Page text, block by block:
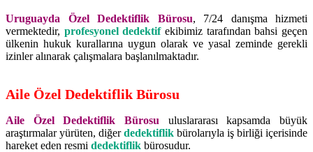
Uruguayda Özel Dedektiflik Bürosu, 7/24 danışma hizmeti
vermektedir, profesyonel dedektifekibimiz tarafından bahsi geçen
ülkenin hukuk kurallarına uygun olarak ve yasal zeminde gerekli
izinler alınarak çalışmalara başlanılmaktadır.
Aile Özel Dedektiflik Bürosu
Aile Özel Dedektiflik Bürosu uluslararası kapsamda büyük
araştırmalar yürüten, diğerdedektiflik bürolarıyla iş birliği içerisinde
hareket eden resmi dedektiflik bürosudur.